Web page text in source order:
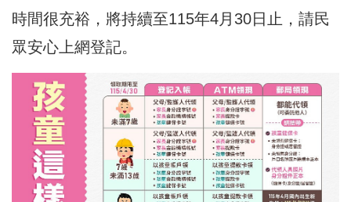
時間很充裕，將持續至115年4月30日止，請民
眾安心上網登記。